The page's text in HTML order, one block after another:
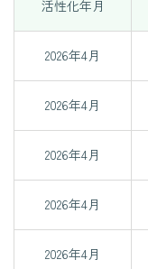
活性化年月
2026年4月
2026年4月
2026年4月
2026年4月
2026年4月